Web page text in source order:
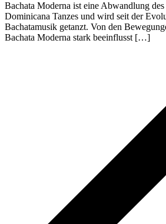
Bachata Moderna ist eine Abwandlung
Dominicana Tanzes und wird seit der
Bachatamusik getanzt. Von den
Bachata Moderna stark beeinflusst […]